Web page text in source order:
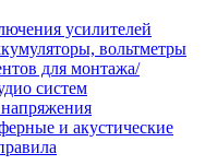
усилителей
вольтметры
для монтажа/
систем
и акустические